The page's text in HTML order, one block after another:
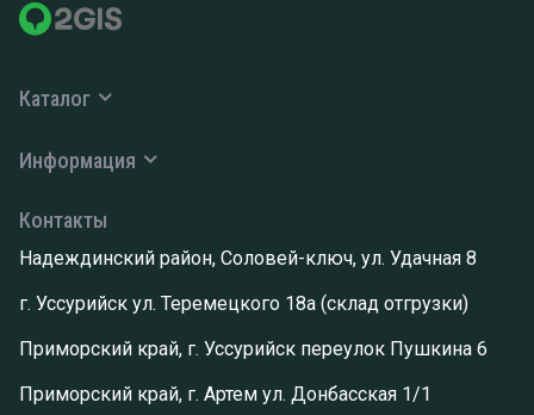
Каталог
Информация
Контакты
Надеждинский район, Соловей-ключ, ул. Удачная 8
г. Уссурийск ул. Теремецкого 18а (склад отгрузки)
Приморский край, г. Уссурийск переулок Пушкина 6
Приморский край, г. Артем ул. Донбасская 1/1